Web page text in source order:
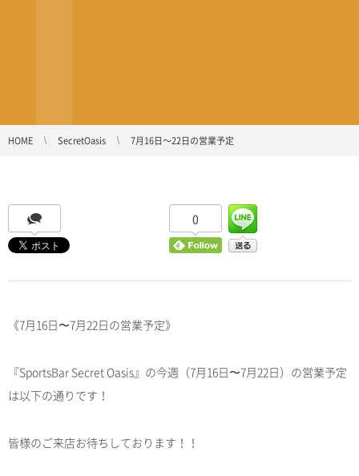
HOME SecretOasis 7月16日〜22日の営業予定
0
《7月16日〜7月22日の営業予定》
『SportsBar Secret Oasis』の今週（7月16日〜7月22日）の営業予定
は以下の通りです！
皆様のご来店お待ちしております！！